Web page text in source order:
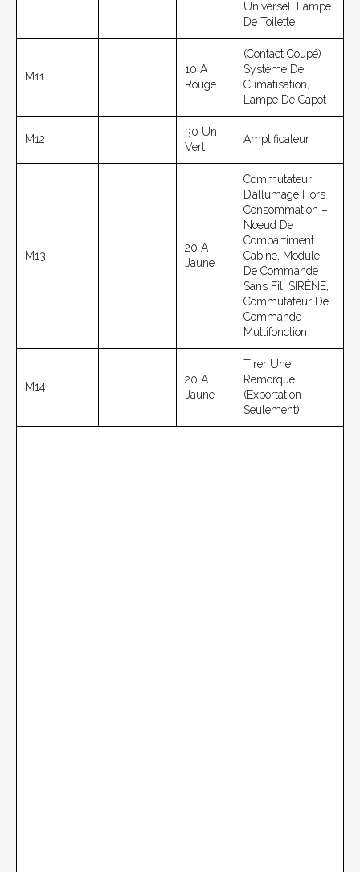
Universel, Lampe
De Toilette
M11
10 A
Rouge
(Contact Coupé)
Système De
Climatisation,
Lampe De Capot
M12
30 Un
Vert
Amplificateur
M13
20 A
Jaune
Commutateur
D’allumage Hors
Consommation –
Nœud De
Compartiment
Cabine, Module
De Commande
Sans Fil, SIRÈNE,
Commutateur De
Commande
Multifonction
M14
20 A
Jaune
Tirer Une
Remorque
(exportation
Seulement)